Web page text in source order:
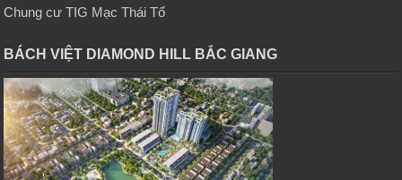
Chung cư TIG Mạc Thái Tổ
BÁCH VIỆT DIAMOND HILL BẮC GIANG